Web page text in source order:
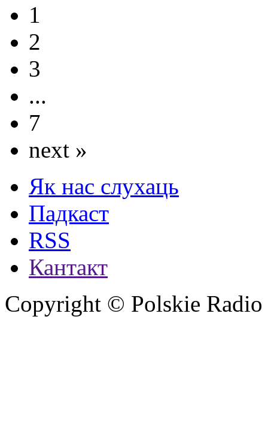
1
2
3
...
7
next »
Як нас слухаць
Падкаст
RSS
Кантакт
Copyright © Polskie